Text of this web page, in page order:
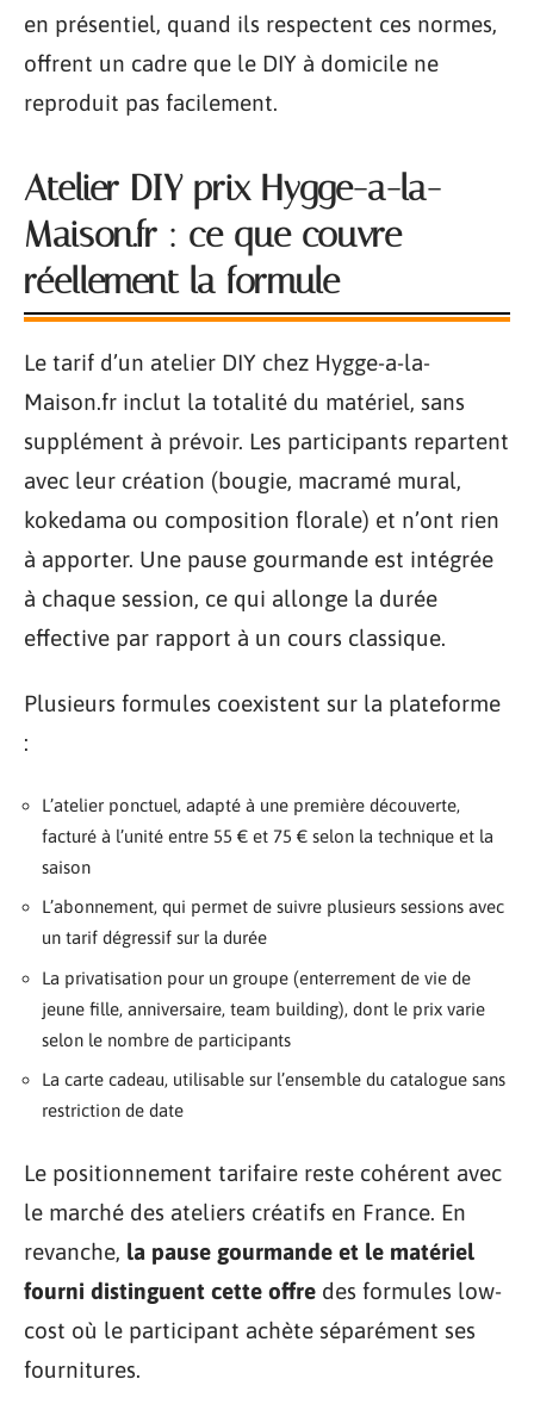
en présentiel, quand ils respectent ces normes,
offrent un cadre que le DIY à domicile ne
reproduit pas facilement.
Atelier DIY prix Hygge-a-la-
Maison.fr : ce que couvre
réellement la formule
Le tarif d’un atelier DIY chez Hygge-a-la-
Maison.fr inclut la totalité du matériel, sans
supplément à prévoir. Les participants repartent
avec leur création (bougie, macramé mural,
kokedama ou composition florale) et n’ont rien
à apporter. Une pause gourmande est intégrée
à chaque session, ce qui allonge la durée
effective par rapport à un cours classique.
Plusieurs formules coexistent sur la plateforme
:
L’atelier ponctuel, adapté à une première découverte,
facturé à l’unité entre 55 € et 75 € selon la technique et la
saison
L’abonnement, qui permet de suivre plusieurs sessions avec
un tarif dégressif sur la durée
La privatisation pour un groupe (enterrement de vie de
jeune fille, anniversaire, team building), dont le prix varie
selon le nombre de participants
La carte cadeau, utilisable sur l’ensemble du catalogue sans
restriction de date
Le positionnement tarifaire reste cohérent avec
le marché des ateliers créatifs en France. En
revanche, la pause gourmande et le matériel
fourni distinguent cette offre des formules low-
cost où le participant achète séparément ses
fournitures.